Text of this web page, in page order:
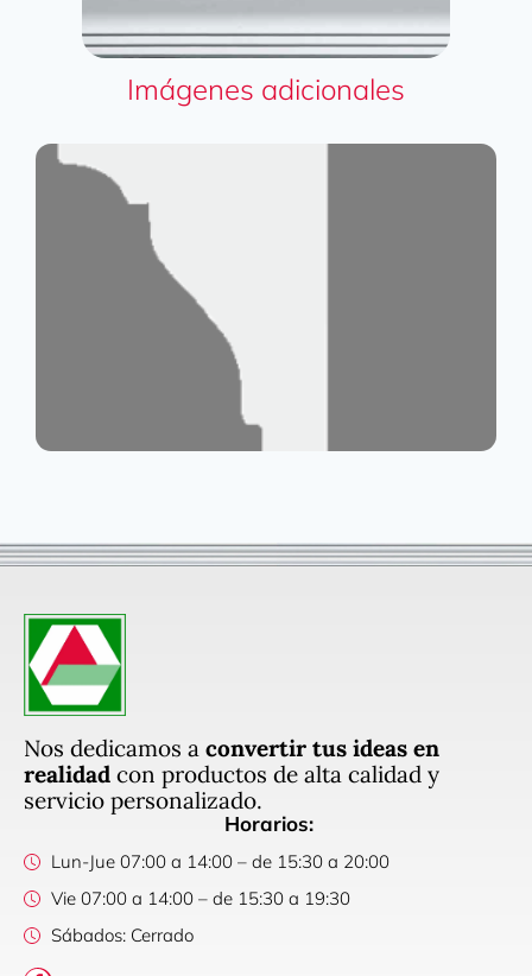
Imágenes adicionales
Nos dedicamos a convertir tus ideas en
realidad con productos de alta calidad y
servicio personalizado.
Horarios:
Lun-Jue 07:00 a 14:00 – de 15:30 a 20:00
Vie 07:00 a 14:00 – de 15:30 a 19:30
Sábados: Cerrado